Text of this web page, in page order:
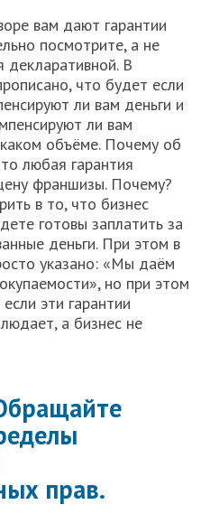
вам дают гарантии
посмотрите, а не
декларативной. В
что будет если
ли вам деньги и
ли вам
объёме. Почему об
любая гарантия
франшизы. Почему?
в то, что бизнес
готовы заплатить за
деньги. При этом в
указано: «Мы даём
но при этом
эти гарантии
а бизнес не
прав.